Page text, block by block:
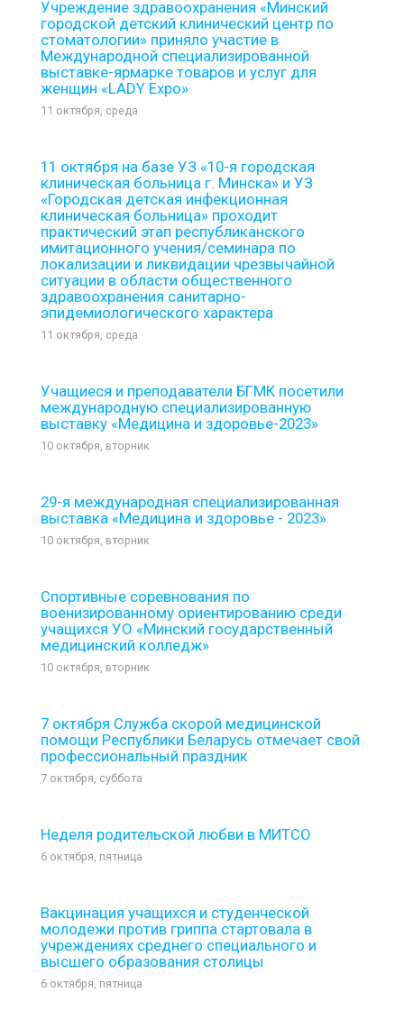
Учреждение здравоохранения «Минский
городской детский клинический центр по
стоматологии» приняло участие в
Международной специализированной
выставке-ярмарке товаров и услуг для
женщин «LADY Expo»
11 октября, среда
11 октября на базе УЗ «10-я городская
клиническая больница г. Минска» и УЗ
«Городская детская инфекционная
клиническая больница» проходит
практический этап республиканского
имитационного учения/семинара по
локализации и ликвидации чрезвычайной
ситуации в области общественного
здравоохранения санитарно-
эпидемиологического характера
11 октября, среда
Учащиеся и преподаватели БГМК посетили
международную специализированную
выставку «Медицина и здоровье-2023»
10 октября, вторник
29-я международная специализированная
выставка «Медицина и здоровье - 2023»
10 октября, вторник
Спортивные соревнования по
военизированному ориентированию среди
учащихся УО «Минский государственный
медицинский колледж»
10 октября, вторник
7 октября Служба скорой медицинской
помощи Республики Беларусь отмечает свой
профессиональный праздник
7 октября, суббота
Неделя родительской любви в МИТСО
6 октября, пятница
Вакцинация учащихся и студенческой
молодежи против гриппа стартовала в
учреждениях среднего специального и
высшего образования столицы
6 октября, пятница